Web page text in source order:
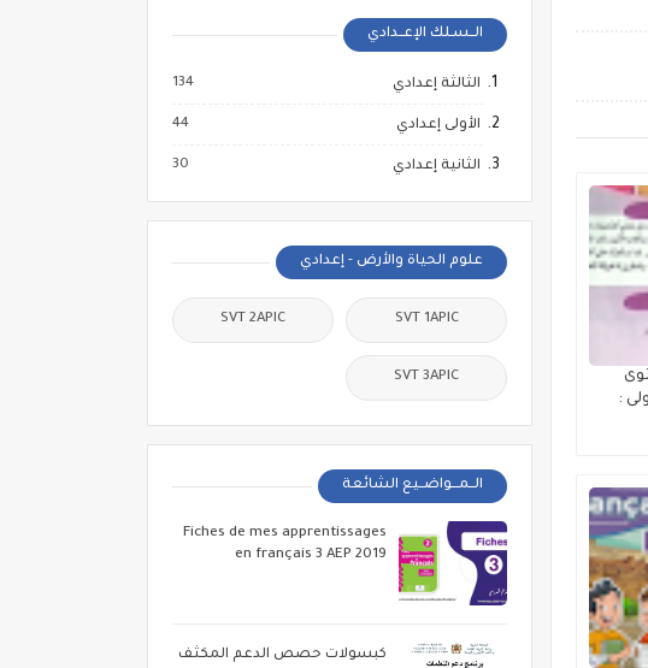
:
الــسـلك الإعــدادي
الثالثة إعدادي 134
الأولى إعدادي 44
الثانية إعدادي 30
علوم الحياة والأرض - إعدادي
SVT 1APIC
SVT 2APIC
SVT 3APIC
الــمـــواضــيع الشائعة
Fiches de mes apprentissages
en français 3 AEP 2019
كبسولات حصص الدعم المكثف